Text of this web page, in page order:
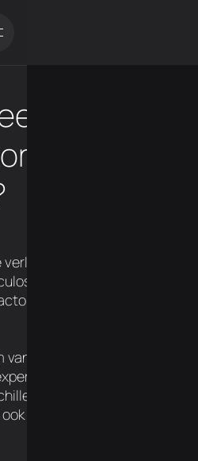
in
van rugpijn,
klachten in
van ChiroMove helpt je
3 Belgische
in Chiropraxie en
locatie's over
een Chiropractor in de